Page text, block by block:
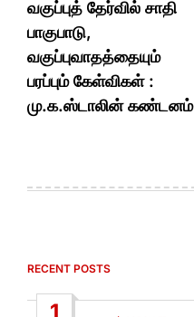
வகுப்புத் தேர்வில் சாதி
பாகுபாடு,
வகுப்புவாதத்தையும்
பரப்பும் கேள்விகள் :
மு.க.ஸ்டாலின் கண்டனம்
RECENT POSTS